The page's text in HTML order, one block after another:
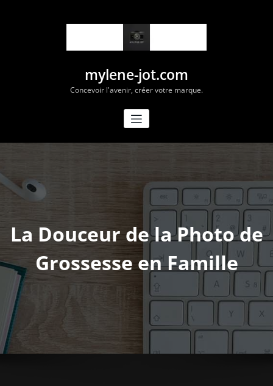
mylene-jot.com
Concevoir l'avenir, créer votre marque.
La Douceur de la Photo de
Grossesse en Famille